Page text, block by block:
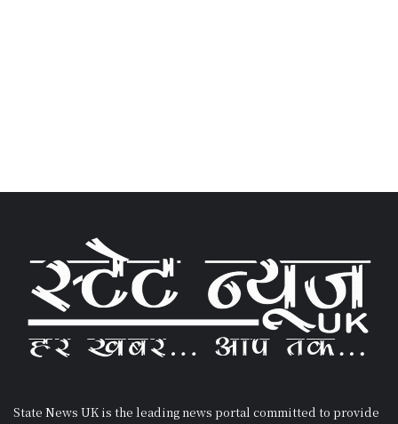
State News UK is the leading news portal committed to provide